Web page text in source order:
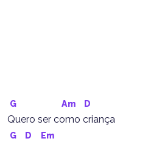
G Am D
Quero ser como criança
G D Em